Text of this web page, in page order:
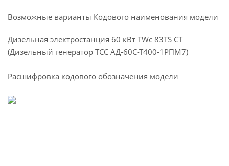
Возможные варианты Кодового наименования модели
Дизельная электростанция 60 кВт TWc 83TS CT
(Дизельный генератор ТСС АД-60С-Т400-1РПМ7)
Расшифровка кодового обозначения модели